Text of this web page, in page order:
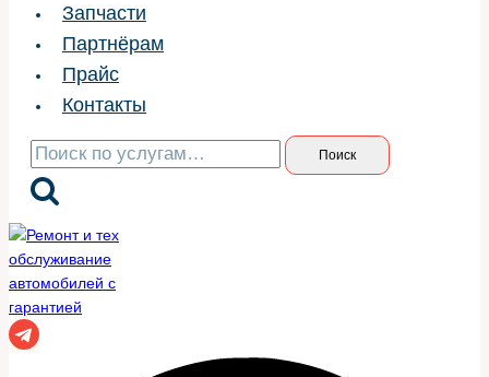
Запчасти
Партнёрам
Прайс
Контакты
Искать: Поиск